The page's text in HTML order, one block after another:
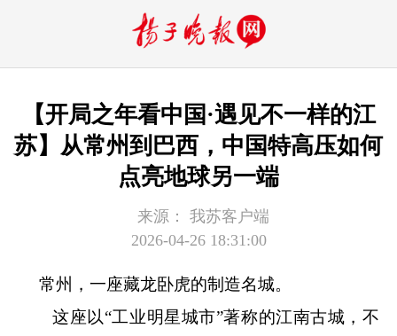
【开局之年看中国·遇见不一样的江
苏】从常州到巴西，中国特高压如何
点亮地球另一端
来源：
我苏客户端
2026-04-26 18:31:00
常州，一座藏龙卧虎的制造名城。
这座以“工业明星城市”著称的江南古城，不